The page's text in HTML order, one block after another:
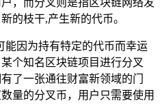
，而分叉则是指区块链网络发
的枝干,产生新的代币。
能因为持有特定的代币而幸运
个知名区块链项目进行分叉
了一张通往财富新领域的门
量的分叉币，用户只需要使用